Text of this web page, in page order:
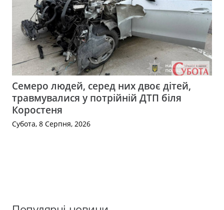
Семеро людей, серед них двоє дітей,
травмувалися у потрійній ДТП біля
Коростеня
Субота, 8 Серпня, 2026